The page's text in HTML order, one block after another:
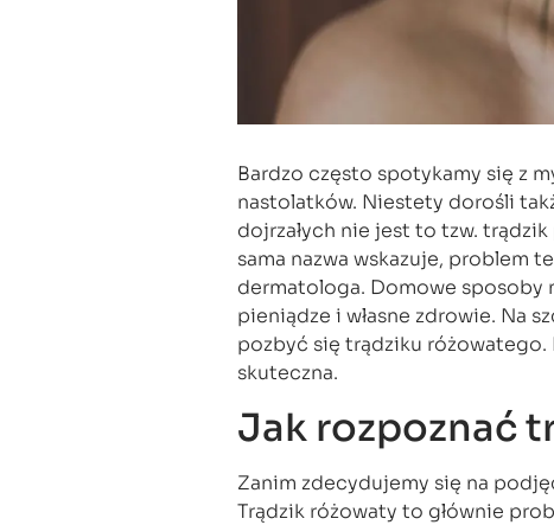
Bardzo często spotykamy się z
nastolatków. Niestety dorośli
dojrzałych nie jest to tzw. trądzik
sama nazwa wskazuje, problem
dermatologa. Domowe sposoby
pieniądze i własne zdrowie. Na
pozbyć się trądziku
skuteczna.
Jak rozpoznać
Zanim zdecydujemy się na
Trądzik różowaty to głównie